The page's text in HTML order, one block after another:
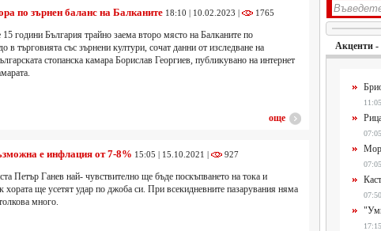
по зърнен баланс на Балканите 18:10 | 10.02.2023 | 1765
15 години България трайно заема второ място на Балканите по
в търговията със зърнени култури, сочат данни от изследване на
стопанска камара Борислав Георгиев, публикувано на интернет
още
е инфлация от 7-8% 15:05 | 15.10.2021 | 927
Петър Ганев най- чувствително ще бъде поскъпването на тока и
хората ще усетят удар по джоба си. При всекидневните пазарувания няма
много.
Акценти -